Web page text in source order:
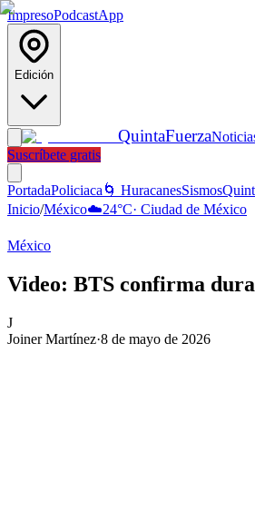
ImpresoPodcastApp
Edición
QuintaFuerza
Suscríbete gratis
PortadaPoliciaca 🌀 HuracanesSismos
Inicio/México☁️24°C· Ciudad de México
México
Video: BTS confirma
J
Joiner Martínez·8 de mayo de 2026